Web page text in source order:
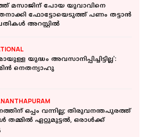
മസാജിന് പോയ യുവാവിനെ
ഫോട്ടോയെടുത്ത് പണം തട്ടാൻ
അറസ്റ്റിൽ
യുദ്ധം അവസാനിപ്പിച്ചിട്ടില്ല':
നെതന്യാഹു
ഒപ്പം വന്നില്ല; തിരുവനന്തപുരത്ത്
തമ്മില്‍ ഏറ്റുമുട്ടല്‍, ഒരാള്‍ക്ക്